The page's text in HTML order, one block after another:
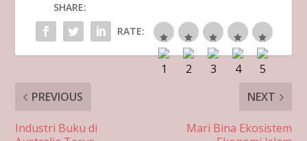
SHARE:
RATE:
PREVIOUS
Industri Buku di
NEXT
Mari Bina Ekosistem